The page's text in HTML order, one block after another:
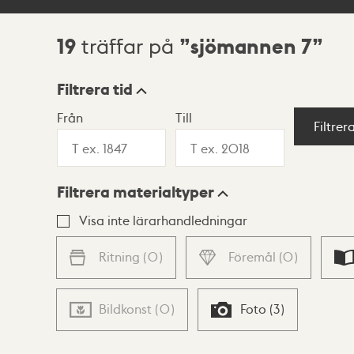
Sökresultat
19 träffar på sjömannen 7
Visningsläge
Lista Karta
Filtrera tid
Från Till
Filtrera materialtyper
Visa inte lärarhandledningar
Ritning (0) Föremål (0)
Bildkonst (0) Foto (3)